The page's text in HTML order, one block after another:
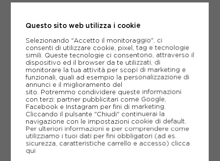
PIÙ INFORMAZIONI
SCHEDA TECNICA
GUIDA ALLE TAGLIE
CONSIGLIATI DA NOI
Questo sito web utilizza i cookie
Selezionando "Accetto il monitoraggio", ci
consenti di utilizzare cookie, pixel, tag e tecnologie
simili. Queste tecnologie ci consentono, attraverso il
dispositivo ed il browser da te utilizzati, di
monitorare la tua attività per scopi di marketing e
funzionali, quali ad esempio la personalizzazione di
annunci e il miglioramento del
sito. Potremmo condividere queste informazioni
con terzi: partner pubblicitari come Google,
Facebook e Instagram per fini di marketing.
Cliccando il pulsante "Chiudi" continuerai la
navigazione con le impostazioni cookie di default.
Per ulteriori informazioni e per comprendere come
utilizziamo i tuoi dati per fini obbligatori (ad es.
sicurezza, caratteristiche carrello e accesso) clicca
qui